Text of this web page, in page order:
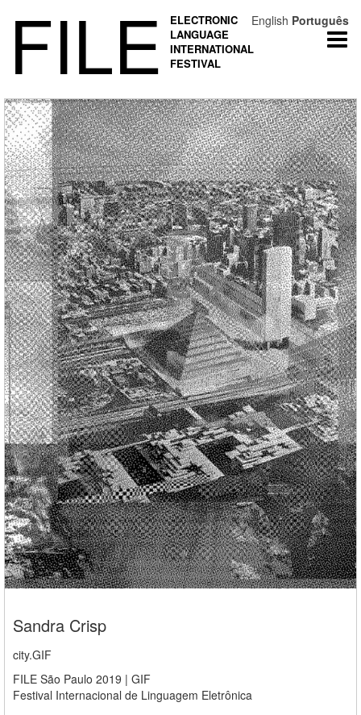
FILE
ELECTRONIC
LANGUAGE
INTERNATIONAL
FESTIVAL
Sandra Crisp
city.GIF
FILE São Paulo 2019 | GIF
Festival Internacional de Linguagem Eletrônica
English Português